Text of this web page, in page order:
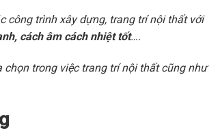
công trình xây dựng, trang trí nội thất với
cách âm cách nhiệt tốt….
trong việc trang trí nội thất cũng như